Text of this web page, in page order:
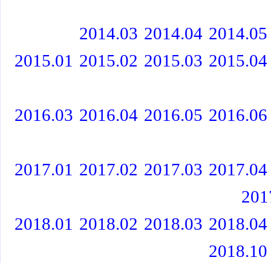
2014.03 2014.04 2014.05
2015.01 2015.02 2015.03 2015.04
2016.03 2016.04 2016.05 2016.06
2017.01 2017.02 2017.03 2017.04
2018.01 2018.02 2018.03 2018.04
2018.10